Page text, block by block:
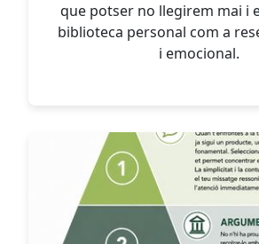
que potser no llegirem mai i
biblioteca personal com a
i emocional.